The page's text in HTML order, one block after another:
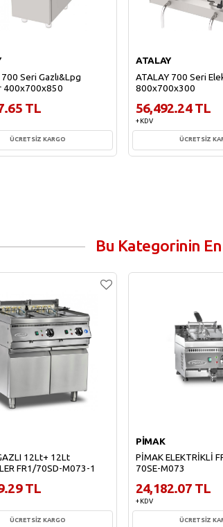
Seri Gazlı&Lpg
400x700x850
TL
ÜCRETSİZ KARGO
ATALAY
ATALAY 700 Seri
800x700x300
56,492.24 TL
+ KDV
ÜCRETSİZ
Bu Kategorinin
12Lt+ 12Lt
FR1/70SD-M073-1
TL
ÜCRETSİZ KARGO
PİMAK
PİMAK ELEKTRİKLİ
70SE-M073
24,182.07 TL
+ KDV
ÜCRETSİZ